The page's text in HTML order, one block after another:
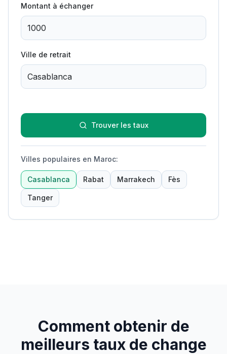
Montant à échanger
Ville de retrait
Trouver les taux
Villes populaires en Maroc:
Casablanca Rabat Marrakech Fès
Tanger
Comment obtenir de
meilleurs taux de change